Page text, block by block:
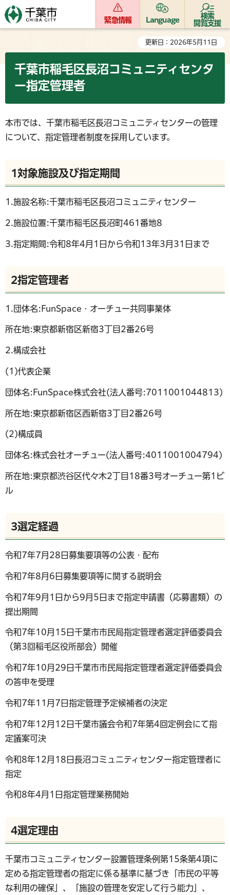
緊急情報 Language
検索
閲覧支援
更新日：2026年5月11日
千葉市稲毛区長沼コミュニティセンタ
ー指定管理者
本市では、千葉市稲毛区長沼コミュニティセンターの管理
について、指定管理者制度を採用しています。
1対象施設及び指定期間
1.施設名称:千葉市稲毛区長沼コミュニティセンター
2.施設位置:千葉市稲毛区長沼町461番地8
3.指定期間:令和8年4月1日から令和13年3月31日まで
2指定管理者
1.団体名:FunSpace・オーチュー共同事業体
所在地:東京都新宿区新宿3丁目2番26号
2.構成会社
(1)代表企業
団体名:FunSpace株式会社(法人番号:7011001044813)
所在地:東京都新宿区西新宿3丁目2番26号
(2)構成員
団体名:株式会社オーチュー(法人番号:4011001004794)
所在地:東京都渋谷区代々木2丁目18番3号オーチュー第1ビ
ル
3選定経過
令和7年7月28日募集要項等の公表・配布
令和7年8月6日募集要項等に関する説明会
令和7年9月1日から9月5日まで指定申請書（応募書類）の
提出期間
令和7年10月15日千葉市市民局指定管理者選定評価委員会
（第3回稲毛区役所部会）開催
令和7年10月29日千葉市市民局指定管理者選定評価委員会
の答申を受理
令和7年11月7日指定管理予定候補者の決定
令和7年12月12日千葉市議会令和7年第4回定例会にて指
定議案可決
令和8年12月18日長沼コミュニティセンター指定管理者に
指定
令和8年4月1日指定管理業務開始
4選定理由
千葉市コミュニティセンター設置管理条例第15条第4項に
定める指定管理者の指定に係る基準に基づき「市民の平等
な利用の確保」、「施設の管理を安定して行う能力」、